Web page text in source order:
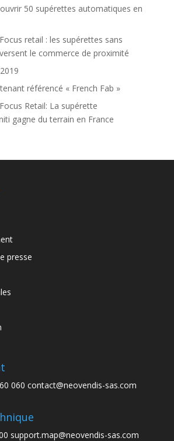
50 supérettes automatiques en
retail : les supérettes sans
le commerce de proximité
référencé « French Fab »
Retail: La supérette
gagne du terrain en France
presse
060 contact@neovendis-sas.com
support.map@neovendis-sas.com